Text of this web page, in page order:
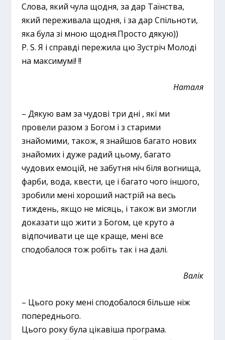
Слова, який чула щодня, за дар Таїнства,
який переживала щодня, і за дар Спільноти,
яка була зі мною щодня.Просто дякую))
P. S. Я і справді пережила цю Зустріч Молоді
на максимумі! !!
Наталя
– Дякую вам за чудові три дні , які ми
провели разом з Богом і з старими
знайомими, також, я знайшов багато нових
знайомих і дуже радий цьому, багато
чудових емоцій, не забутня ніч біля вогнища,
фарби, вода, квести, це і багато чого іншого,
зробили мені хороший настрій на весь
тиждень, якщо не місяць, і також ви змогли
доказати що жити з Богом, це круто а
відпочивати це ще краще, мені все
сподобалося тож робіть так і на далі.
Валік
– Цього року мені сподобалося більше ніж
попереднього.
Цього року була цікавіша програма.